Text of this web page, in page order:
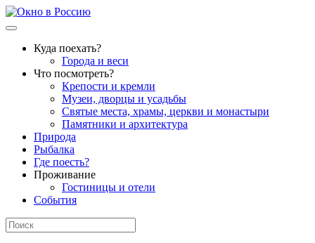
Куда поехать?
Города и веси
Что посмотреть?
Крепости и кремли
Музеи, дворцы и усадьбы
Святые места, храмы, церкви и монастыри
Памятники и архитектура
Природа
Рыбалка
Где поесть?
Проживание
Гостиницы и отели
События